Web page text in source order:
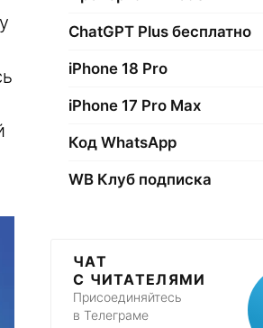
ChatGPT Plus бесплатно
iPhone 18 Pro
iPhone 17 Pro Max
Код WhatsApp
WB Клуб подписка
ЧАТ
С ЧИТАТЕЛЯМИ
Присоединяйтесь
в Телеграме